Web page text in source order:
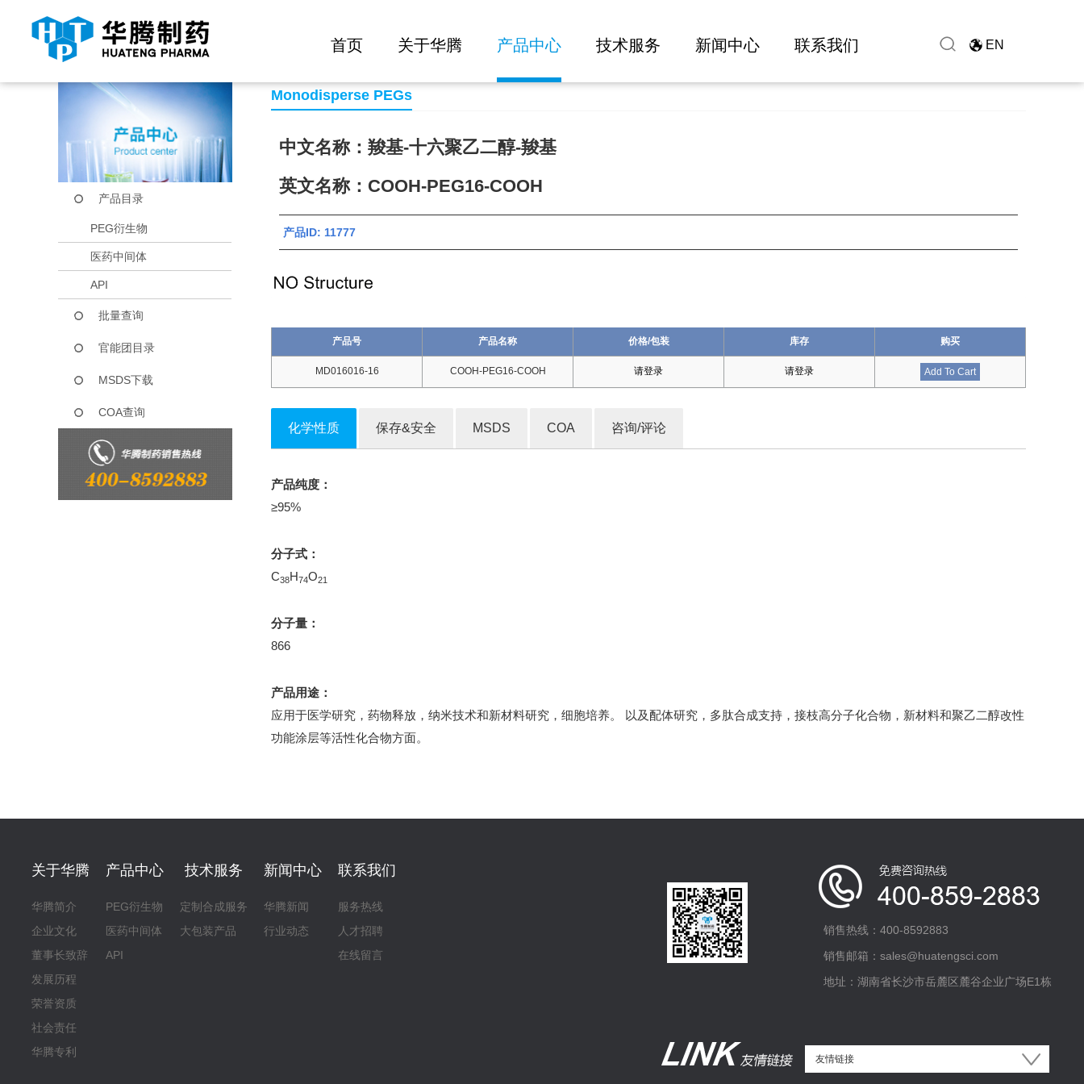
首页 关于华腾 产品中心 技术服务 新闻中心 联系我们 EN
当前位置： 首页 产品中心 COOH-PEG16-COOH
产品目录
PEG衍生物
医药中间体
API
批量查询
官能团目录
MSDS下载
COA查询
Monodisperse PEGs
中文名称：羧基-十六聚乙二醇-羧基
英文名称：COOH-PEG16-COOH
产品ID: 11777
产品号 产品名称 价格/包装 库存 购买
MD016016-16 COOH-PEG16-COOH 请登录 请登录 Add To Cart
化学性质 保存&安全 MSDS COA 咨询/评论
产品纯度：
≥95%
分子式：
C38H74O21
分子量：
866
产品用途：
应用于医学研究，药物释放，纳米技术和新材料研究，细胞培养。 以及配体研究，多肽合成支持，接枝高分子化合物，新材料和聚乙二醇改性
功能涂层等活性化合物方面。
关于华腾
华腾简介
企业文化
董事长致辞
发展历程
荣誉资质
社会责任
华腾专利
产品中心
PEG衍生物
医药中间体
API
技术服务
定制合成服务
大包装产品
新闻中心
华腾新闻
行业动态
联系我们
服务热线
人才招聘
在线留言
销售热线：400-8592883
销售邮箱：sales@huatengsci.com
地址：湖南省长沙市岳麓区麓谷企业广场E1栋